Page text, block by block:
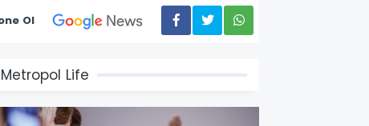
Ol
Metropol Life